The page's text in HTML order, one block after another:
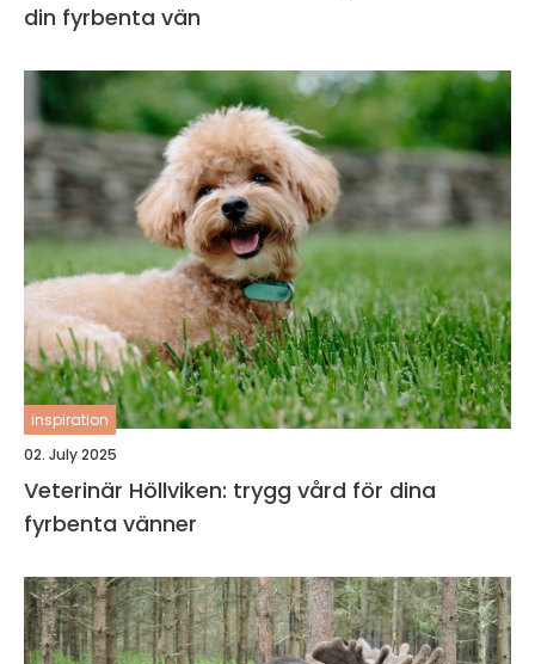
din fyrbenta vän
inspiration
02. July 2025
Veterinär Höllviken: trygg vård för dina
fyrbenta vänner